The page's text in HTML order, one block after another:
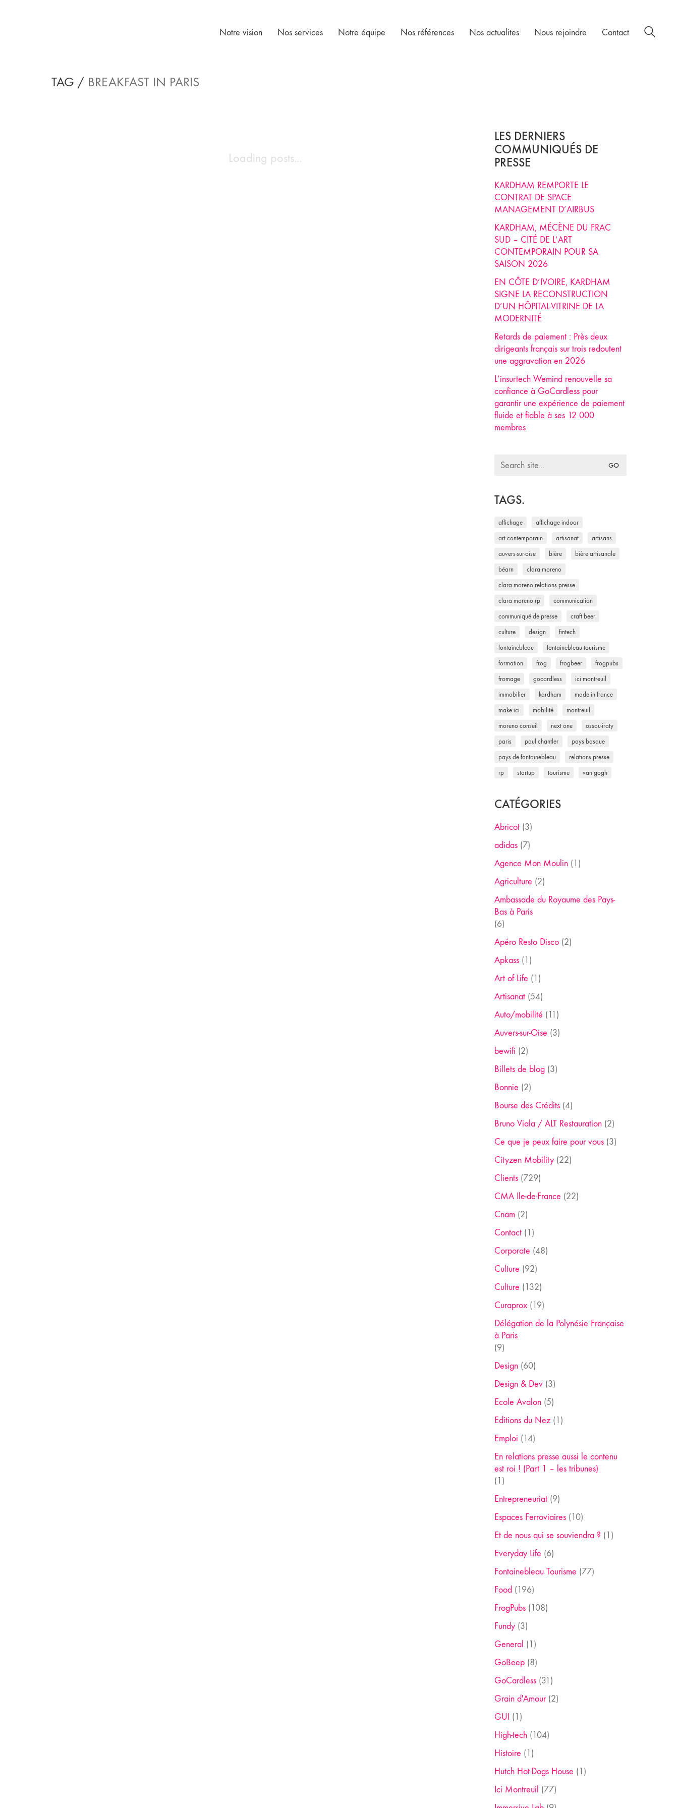
Notre vision Nos services Notre équipe Nos références Nos actualites Nous rejoindre Contact
TAG / BREAKFAST IN PARIS
Loading posts...
LES DERNIERS
COMMUNIQUÉS DE
PRESSE
KARDHAM REMPORTE LE
CONTRAT DE SPACE
MANAGEMENT D’AIRBUS
KARDHAM, MÉCÈNE DU FRAC
SUD – CITÉ DE L’ART
CONTEMPORAIN POUR SA
SAISON 2026
EN CÔTE D’IVOIRE, KARDHAM
SIGNE LA RECONSTRUCTION
D’UN HÔPITAL-VITRINE DE LA
MODERNITÉ
Retards de paiement : Près deux
dirigeants français sur trois redoutent
une aggravation en 2026
L’insurtech Wemind renouvelle sa
confiance à GoCardless pour
garantir une expérience de paiement
fluide et fiable à ses 12 000
membres
Search
TAGS.
affichage affichage indoor
art contemporain artisanat artisans
auvers-sur-oise bière bière artisanale
béarn clara moreno
clara moreno relations presse
clara moreno rp communication
communiqué de presse craft beer
culture design fintech
fontainebleau fontainebleau tourisme
formation frog frogbeer frogpubs
fromage gocardless ici montreuil
immobilier kardham made in france
make ici mobilité montreuil
moreno conseil next one ossau-iraty
paris paul chantler pays basque
pays de fontainebleau relations presse
rp startup tourisme van gogh
CATÉGORIES
Abricot(3)
adidas(7)
Agence Mon Moulin(1)
Agriculture (2)
Ambassade du Royaume des Pays-
Bas à Paris
(6)
Apéro Resto Disco(2)
Apkass(1)
Art of Life (1)
Artisanat(54)
Auto/mobilité (11)
Auvers-sur-Oise (3)
bewifi (2)
Billets de blog(3)
Bonnie (2)
Bourse des Crédits(4)
Bruno Viala / ALT Restauration(2)
Ce que je peux faire pour vous(3)
Cityzen Mobility(22)
Clients(729)
CMA Ile-de-France (22)
Cnam (2)
Contact(1)
Corporate (48)
Culture (92)
Culture (132)
Curaprox(19)
Délégation de la Polynésie Française
à Paris
(9)
Design(60)
Design & Dev(3)
Ecole Avalon(5)
Editions du Nez(1)
Emploi (14)
En relations presse aussi le contenu
est roi ! (Part 1 – les tribunes)
(1)
Entrepreneuriat(9)
Espaces Ferroviaires(10)
Et de nous qui se souviendra ? (1)
Everyday Life (6)
Fontainebleau Tourisme (77)
Food (196)
FrogPubs(108)
Fundy(3)
General (1)
GoBeep(8)
GoCardless(31)
Grain d'Amour(2)
GUI (1)
High-tech(104)
Histoire (1)
Hutch Hot-Dogs House (1)
Ici Montreuil (77)